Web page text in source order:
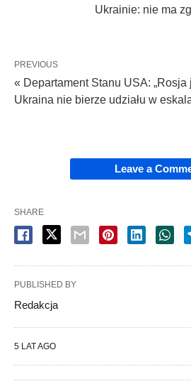
Ukrainie: nie ma
PREVIOUS
« Departament Stanu USA: „Rosja
Ukraina nie bierze udziału w
Leave a
SHARE
PUBLISHED BY
Redakcja
5 LAT AGO